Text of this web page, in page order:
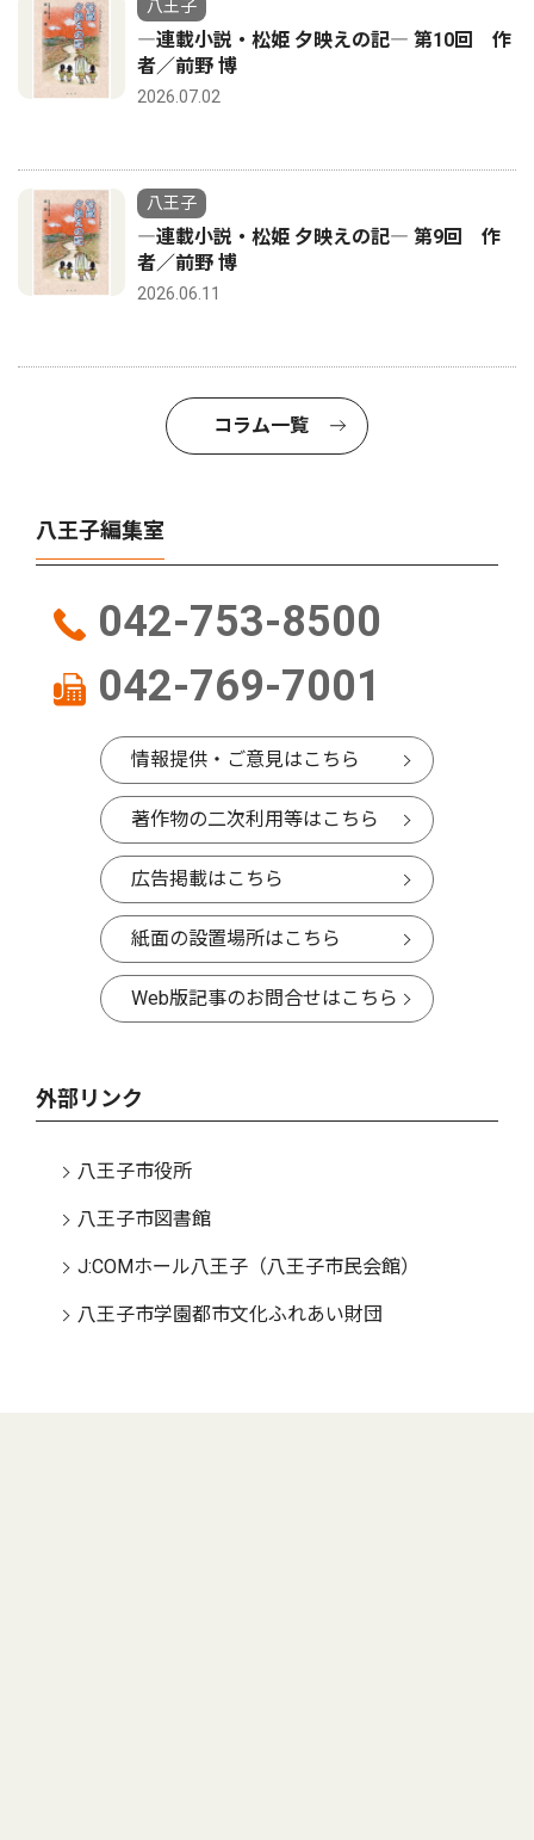
八王子
―連載小説・松姫 夕映えの記― 第10回 作
者／前野 博
2026.07.02
八王子
―連載小説・松姫 夕映えの記― 第9回 作
者／前野 博
2026.06.11
コラム一覧
八王子編集室
042-753-8500
042-769-7001
情報提供・ご意見はこちら
著作物の二次利用等はこちら
広告掲載はこちら
紙面の設置場所はこちら
Web版記事のお問合せはこちら
外部リンク
八王子市役所
八王子市図書館
J:COMホール八王子（八王子市民会館）
八王子市学園都市文化ふれあい財団